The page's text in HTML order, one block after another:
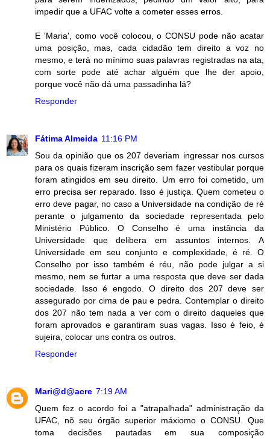
impedir que a UFAC volte a cometer esses erros.
E 'Maria', como você colocou, o CONSU pode não acatar
uma posição, mas, cada cidadão tem direito a voz no
mesmo, e terá no mínimo suas palavras registradas na ata,
com sorte pode até achar alguém que lhe der apoio,
porque você não dá uma passadinha lá?
Responder
Fátima Almeida 11:16 PM
Sou da opinião que os 207 deveriam ingressar nos cursos
para os quais fizeram inscrição sem fazer vestibular porque
foram atingidos em seu direito. Um erro foi cometido, um
erro precisa ser reparado. Isso é justiça. Quem cometeu o
erro deve pagar, no caso a Universidade na condição de ré
perante o julgamento da sociedade representada pelo
Ministério Público. O Conselho é uma instância da
Universidade que delibera em assuntos internos. A
Universidade em seu conjunto e complexidade, é ré. O
Conselho por isso também é réu, não pode julgar a si
mesmo, nem se furtar a uma resposta que deve ser dada
sociedade. Isso é engodo. O direito dos 207 deve ser
assegurado por cima de pau e pedra. Contemplar o direito
dos 207 não tem nada a ver com o direito daqueles que
foram aprovados e garantiram suas vagas. Isso é feio, é
sujeira, colocar uns contra os outros.
Responder
Mari@d@acre 7:19 AM
Quem fez o acordo foi a "atrapalhada" administração da
UFAC, nõ seu órgão superior máxiomo o CONSU. Que
toma decisões pautadas em sua composição